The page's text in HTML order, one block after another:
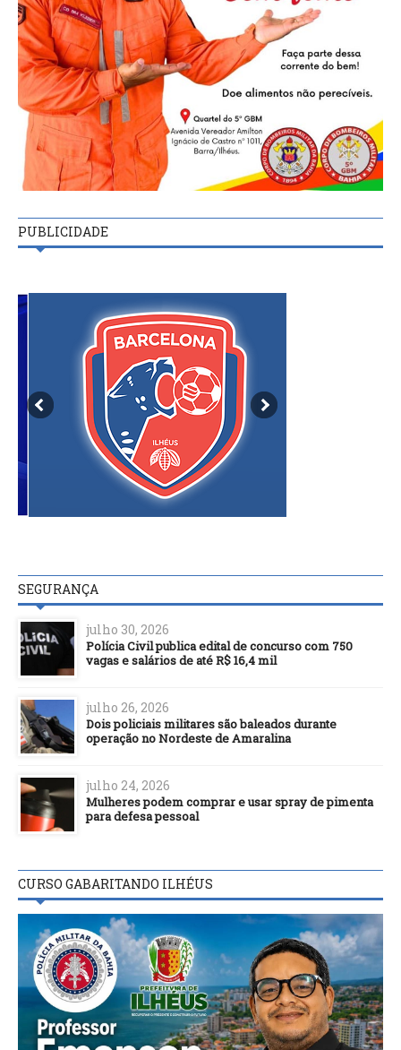
PUBLICIDADE
SEGURANÇA
julho 30, 2026
Polícia Civil publica edital de concurso com 750
vagas e salários de até R$ 16,4 mil
julho 26, 2026
Dois policiais militares são baleados durante
operação no Nordeste de Amaralina
julho 24, 2026
Mulheres podem comprar e usar spray de pimenta
para defesa pessoal
CURSO GABARITANDO ILHÉUS